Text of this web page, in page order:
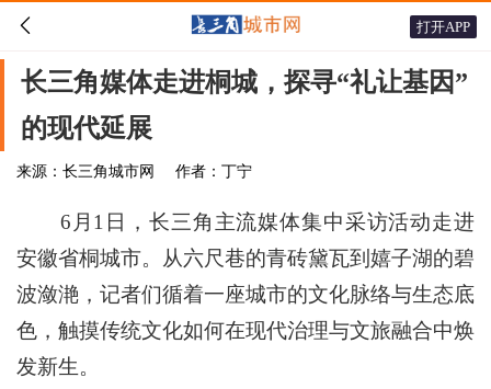
 打开APP
长三角媒体走进桐城，探寻“礼让基因”
的现代延展
来源：长三角城市网 作者：丁宁
6月1日，长三角主流媒体集中采访活动走进
安徽省桐城市。从六尺巷的青砖黛瓦到嬉子湖的碧
波潋滟，记者们循着一座城市的文化脉络与生态底
色，触摸传统文化如何在现代治理与文旅融合中焕
发新生。